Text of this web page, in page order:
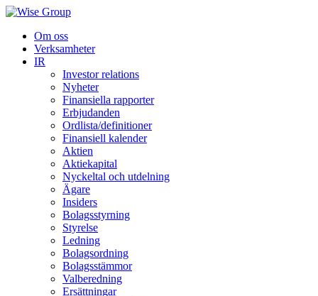
Om oss
Verksamheter
IR
Investor relations
Nyheter
Finansiella rapporter
Erbjudanden
Ordlista/definitioner
Finansiell kalender
Aktien
Aktiekapital
Nyckeltal och utdelning
Ägare
Insiders
Bolagsstyrning
Styrelse
Ledning
Bolagsordning
Bolagsstämmor
Valberedning
Ersättningar